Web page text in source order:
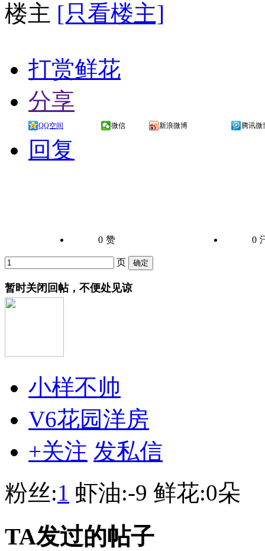
楼主 [只看楼主]
打赏鲜花
分享
QQ空间 微信 新浪微博 腾讯微
回复
0 赞 0
页
暂时关闭回帖，不便处见谅
小样不帅
V6花园洋房
+关注 发私信
粉丝:1 虾油:-9 鲜花:0朵
TA发过的帖子